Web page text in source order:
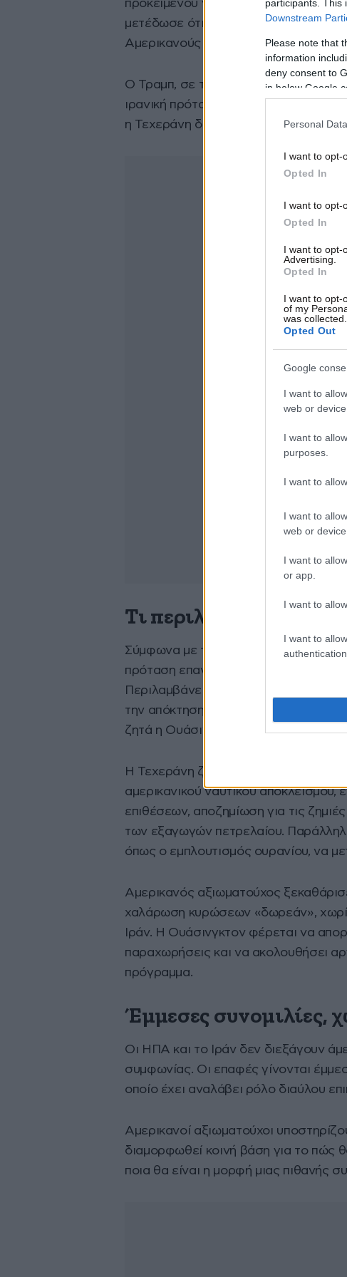
participants. This
Downstream
Please note that
information
deny consent to
in below Google
Personal
I want to opt-
Opted In
I want to opt-
Opted In
I want to opt-
Advertising.
Opted In
I want to opt-
of my
was collected.
Opted Out
Google
I want to
web or
I want to
purposes.
I want to
I want to
web or
I want to
or app.
I want to
I want to
προκειμένου να εξεταστούν οι
μετέδωσε ότι η πληροφορία
Αμερικανούς αξιωματούχους.
Ο Τραμπ, σε τηλεφωνική συνομιλία
ιρανική πρόταση, φέρεται να
η Τεχεράνη δεν δείξει ευελιξία, θα
Τι περιλαμβάνει η νέα
Σύμφωνα με τις πληροφορίες που
πρόταση επαναλαμβάνει σε μεγάλο
Περιλαμβάνει περισσότερες
την απόκτηση πυρηνικού όπλου, αλλά
ζητά η Ουάσινγκτον για το πυρηνικό
Η Τεχεράνη ζητά συνολικό
αμερικανικού ναυτικού
επιθέσεων, αποζημίωση για τις
των εξαγωγών πετρελαίου.
όπως ο εμπλουτισμός ουρανίου, να
Αμερικανός αξιωματούχος
χαλάρωση κυρώσεων «δωρεάν»,
Ιράν. Η Ουάσινγκτον φέρεται να
παραχωρήσεις και να ακολουθήσει
πρόγραμμα.
Έμμεσες συνομιλίες,
Οι ΗΠΑ και το Ιράν δεν διεξάγουν
συμφωνίας. Οι επαφές γίνονται
οποίο έχει αναλάβει ρόλο διαύλου
Αμερικανοί αξιωματούχοι
διαμορφωθεί κοινή βάση για το πώς
ποια θα είναι η μορφή μιας πιθανής